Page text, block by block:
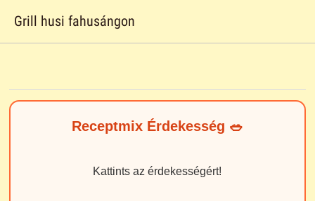
Grill husi fahusángon
Receptmix Érdekesség 🥗
Kattints az érdekességért!